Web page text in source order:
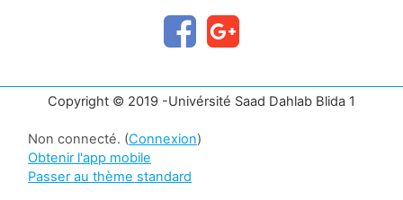
Copyright © 2019 -Univérsité Saad Dahlab Blida 1
Non connecté. (Connexion)
Obtenir l'app mobile
Passer au thème standard